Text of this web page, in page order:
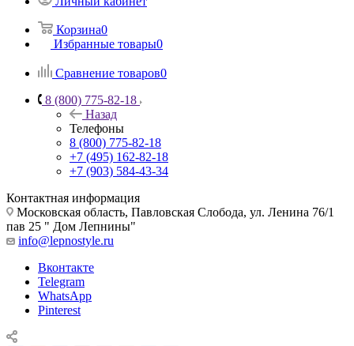
Корзина0
Избранные товары0
Сравнение товаров0
8 (800) 775-82-18
Назад
Телефоны
8 (800) 775-82-18
+7 (495) 162-82-18
+7 (903) 584-43-34
Контактная информация
Московская область, Павловская Слобода, ул. Ленина 76/1
пав 25 " Дом Лепнины"
info@lepnostyle.ru
Вконтакте
Telegram
WhatsApp
Pinterest